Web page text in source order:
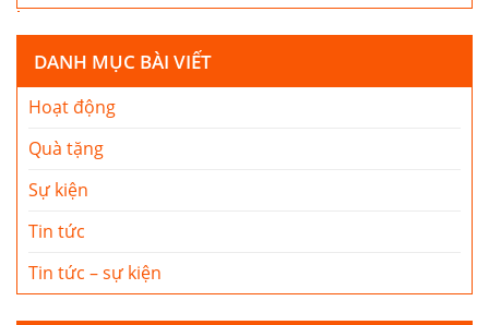
DANH MỤC BÀI VIẾT
Hoạt động
Quà tặng
Sự kiện
Tin tức
Tin tức – sự kiện